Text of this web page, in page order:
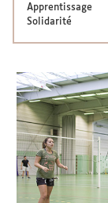
Apprentissage
Solidarité